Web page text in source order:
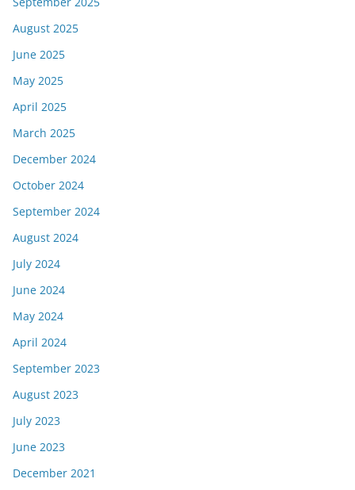
August 2025
June 2025
May 2025
April 2025
March 2025
December 2024
October 2024
September 2024
August 2024
July 2024
June 2024
May 2024
April 2024
September 2023
August 2023
July 2023
June 2023
December 2021